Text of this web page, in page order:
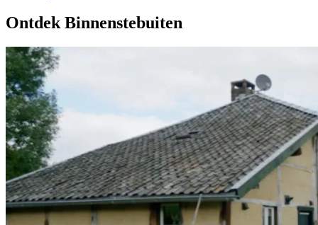
Ontdek Binnenstebuiten